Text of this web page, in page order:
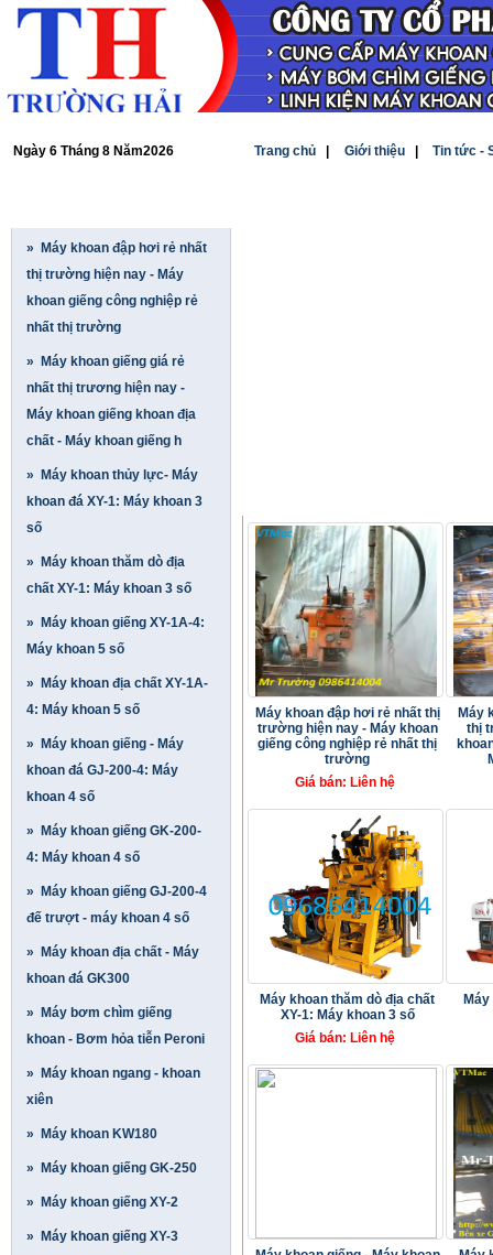
Ngày 6 Tháng 8 Năm2026 Trang chủ Giới thiệu Tin tức -
» Máy khoan đập hơi rẻ nhất
thị trường hiện nay - Máy
khoan giếng công nghiệp rẻ
nhất thị trường
» Máy khoan giếng giá rẻ
nhất thị trương hiện nay -
Máy khoan giếng khoan địa
chất - Máy khoan giếng h
» Máy khoan thủy lực- Máy
khoan đá XY-1: Máy khoan 3
số
» Máy khoan thăm dò địa
chất XY-1: Máy khoan 3 số
» Máy khoan giếng XY-1A-4:
Máy khoan 5 số
» Máy khoan địa chất XY-1A-
4: Máy khoan 5 số
» Máy khoan giếng - Máy
khoan đá GJ-200-4: Máy
khoan 4 số
» Máy khoan giếng GK-200-
4: Máy khoan 4 số
» Máy khoan giếng GJ-200-4
đế trượt - máy khoan 4 số
» Máy khoan địa chất - Máy
khoan đá GK300
» Máy bơm chìm giếng
khoan - B­ơm hỏa tiễn Peroni
» Máy khoan ngang - khoan
xiên
» Máy khoan KW180
» Máy khoan giếng GK-250
» Máy khoan giếng XY-2
» Máy khoan giếng XY-3
Máy khoan đập hơi rẻ nhất thị
trường hiện nay - Máy khoan
giếng công nghiệp rẻ nhất thị
trường
Giá bán: Liên hệ
Máy
thị
Máy khoan thăm dò địa chất
XY-1: Máy khoan 3 số
Giá bán: Liên hệ